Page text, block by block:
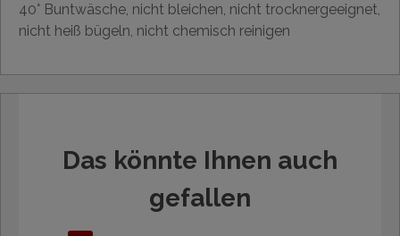
40° Buntwäsche, nicht bleichen, nicht trocknergeeignet,
nicht heiß bügeln, nicht chemisch reinigen
Das könnte Ihnen auch
gefallen